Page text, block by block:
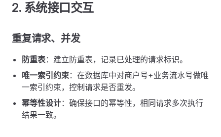
2. 系统接口交互
重复请求、并发
防重表：建立防重表，记录已处理的请求标识。
唯一索引约束：在数据库中对商户号+业务流水号做唯
一索引约束，控制请求是否重发。
幂等性设计：确保接口的幂等性，相同请求多次执行
结果一致。